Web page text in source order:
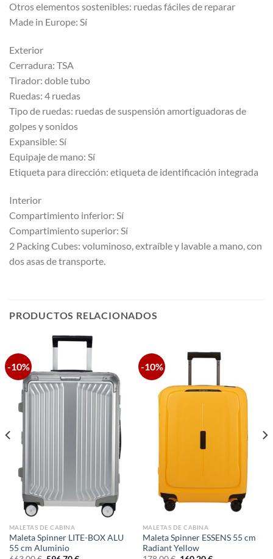
Otros elementos sostenibles: ruedas fáciles de reparar
Made in Europe: Sí
Exterior
Cerradura: TSA
Tirador: doble tubo
Ruedas: 4 ruedas
Tipo de ruedas: ruedas de suspensión amortiguadoras de
golpes y sonidos
Expansible: Sí
Equipaje de mano: Sí
Etiqueta para dirección: etiqueta de identificación integrada
Interior
Compartimiento inferior: Sí
Compartimiento superior: Sí
2 Packing Cubes: voluminoso, extraíble y lavable a mano, con
dos asas de transporte.
PRODUCTOS RELACIONADOS
-10%
MALETAS DE CABINA
Maleta Spinner LITE-BOX ALU
55 cm Aluminio
-10%
MALETAS DE CABINA
Maleta Spinner ESSENS 55 cm
Radiant Yellow